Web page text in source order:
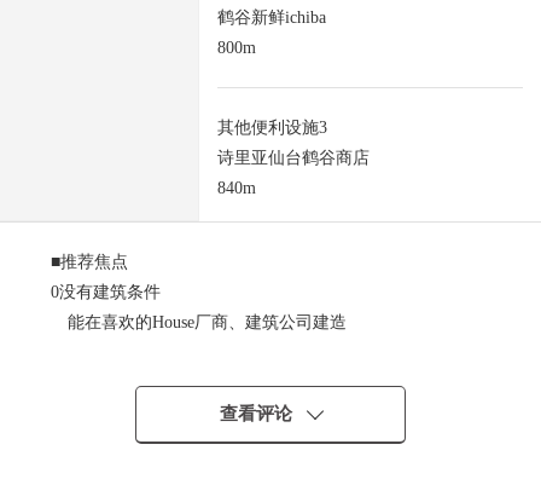
鹤谷新鲜ichiba
800m
其他便利设施3
诗里亚仙台鹤谷商店
840m
■推荐焦点
0没有建筑条件
能在喜欢的House厂商、建筑公司建造
0能为前面道路超过8m安全地进行车的出入
0与道路的高低差别的少的平地
查看评论